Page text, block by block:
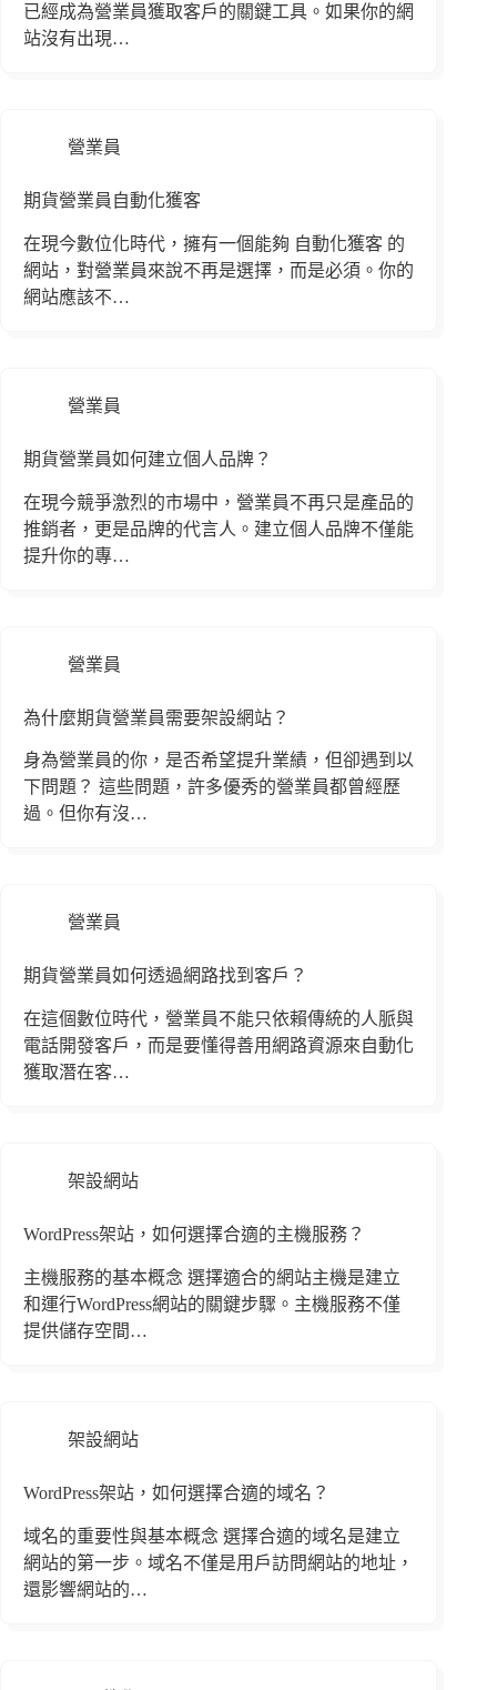
已經成為營業員獲取客戶的關鍵工具。如果你的網
站沒有出現…
營業員
期貨營業員自動化獲客
在現今數位化時代，擁有一個能夠 自動化獲客 的
網站，對營業員來說不再是選擇，而是必須。你的
網站應該不…
營業員
期貨營業員如何建立個人品牌？
在現今競爭激烈的市場中，營業員不再只是產品的
推銷者，更是品牌的代言人。建立個人品牌不僅能
提升你的專…
營業員
為什麼期貨營業員需要架設網站？
身為營業員的你，是否希望提升業績，但卻遇到以
下問題？ 這些問題，許多優秀的營業員都曾經歷
過。但你有沒…
營業員
期貨營業員如何透過網路找到客戶？
在這個數位時代，營業員不能只依賴傳統的人脈與
電話開發客戶，而是要懂得善用網路資源來自動化
獲取潛在客…
架設網站
WordPress架站，如何選擇合適的主機服務？
主機服務的基本概念 選擇適合的網站主機是建立
和運行WordPress網站的關鍵步驟。主機服務不僅
提供儲存空間…
架設網站
WordPress架站，如何選擇合適的域名？
域名的重要性與基本概念 選擇合適的域名是建立
網站的第一步。域名不僅是用戶訪問網站的地址，
還影響網站的…